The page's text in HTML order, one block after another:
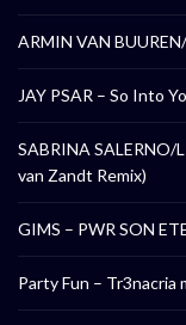
ARMIN VAN
JAY PSAR – So Into
SABRINA SALERNO/
van Zandt Remix)
GIMS – PWR SON
Party Fun – Tr3nacria